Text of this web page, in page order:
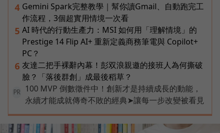
4 Gemini Spark完整教學｜幫你讀Gmail、自動跑完工
作流程，3個超實用情境一次看
5 AI 時代的行動生產力：MSI 如何用「理解情境」的
Prestige 14 Flip AI+ 重新定義商務筆電與 Copilot+
PC？
6 友達二把手裸辭內幕！彭双浪親邀的接班人為何撕破
臉？「落後群創」成最後稻草？
PR
100 MVP 倒數徵件中！創新才是持續成長的動能，
永續才能成就傳奇不敗的經典➤讓每一步改變被看見